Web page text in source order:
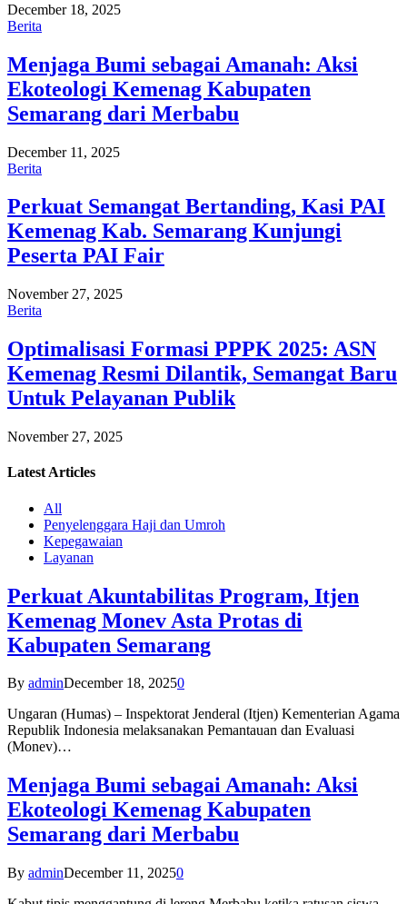
December 18, 2025
Berita
Menjaga Bumi sebagai Amanah: Aksi
Ekoteologi Kemenag Kabupaten
Semarang dari Merbabu
December 11, 2025
Berita
Perkuat Semangat Bertanding, Kasi PAI
Kemenag Kab. Semarang Kunjungi
Peserta PAI Fair
November 27, 2025
Berita
Optimalisasi Formasi PPPK 2025: ASN
Kemenag Resmi Dilantik, Semangat Baru
Untuk Pelayanan Publik
November 27, 2025
Latest Articles
All
Penyelenggara Haji dan Umroh
Kepegawaian
Layanan
Perkuat Akuntabilitas Program, Itjen
Kemenag Monev Asta Protas di
Kabupaten Semarang
By adminDecember 18, 20250
Ungaran (Humas) – Inspektorat Jenderal (Itjen) Kementerian Agama
Republik Indonesia melaksanakan Pemantauan dan Evaluasi
(Monev)…
Menjaga Bumi sebagai Amanah: Aksi
Ekoteologi Kemenag Kabupaten
Semarang dari Merbabu
By adminDecember 11, 20250